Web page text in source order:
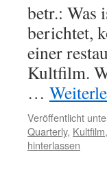
betr.: Was
berichtet,
einer
Kultfilm.
…
Veröffentlicht
Quarterly, Kultfilm,
hinterlassen